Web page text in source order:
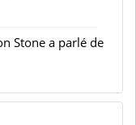
Stone a parlé de